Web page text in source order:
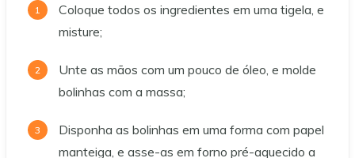
Coloque todos os ingredientes em uma tigela, e
misture;
Unte as mãos com um pouco de óleo, e molde
bolinhas com a massa;
Disponha as bolinhas em uma forma com papel
manteiga, e asse-as em forno pré-aquecido a